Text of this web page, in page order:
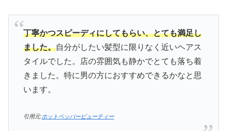
丁寧かつスピーディにしてもらい、とても満足し
ました。自分がしたい髪型に限りなく近いヘアス
タイルでした。店の雰囲気も静かでとても落ち着
きました。特に男の方におすすめできるかなと思
います。
引用元:ホットペッパービューティー